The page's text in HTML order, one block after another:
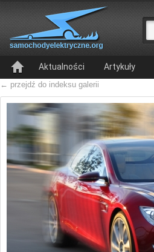
Aktualności Artykuły
← przejdź do indeksu galerii